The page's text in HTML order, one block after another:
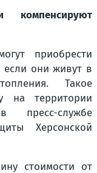
компенсируют
приобрести
если они живут в
Такое
на территории
службе
Херсонской
стоимости от